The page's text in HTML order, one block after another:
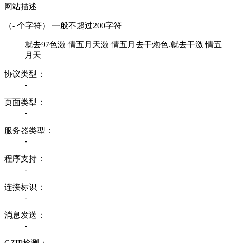
网站描述
（- 个字符） 一般不超过200字符
就去97色激 情五月天激 情五月去干炮色.就去干激 情五
月天
协议类型：
-
页面类型：
-
服务器类型：
-
程序支持：
-
连接标识：
-
消息发送：
-